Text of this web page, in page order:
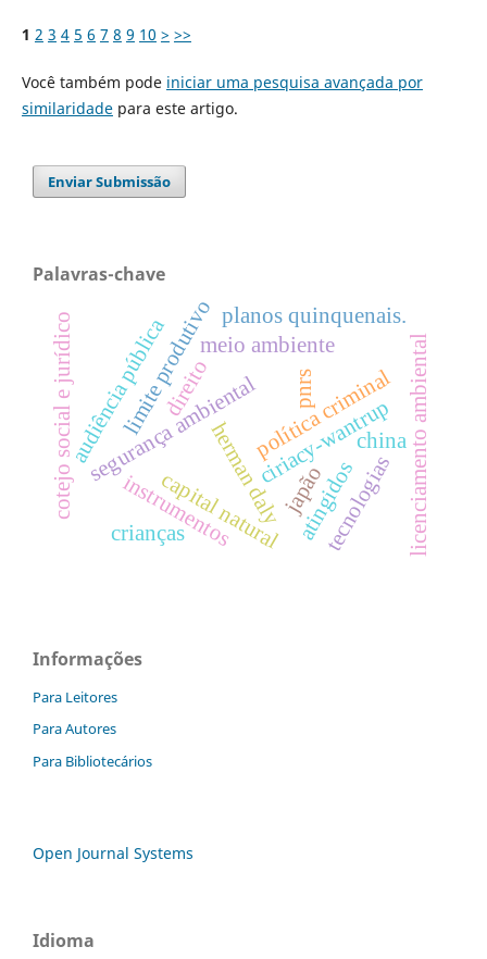
1 2 3 4 5 6 7 8 9 10 > >>
Você também pode iniciar uma pesquisa avançada por
similaridadepara este artigo.
Enviar Submissão
Palavras-chave
ciriacy-wantrup
herman daly
segurança ambiental
limite produtivo
capital natural
meio ambiente
política criminal
japão
cotejo social e jurídico licenciamento ambiental
audiência pública
atingidos
direito pnrs
instrumentos
china
planos quinquenais.
tecnologias
crianças
Informações
Para Leitores
Para Autores
Para Bibliotecários
Open Journal Systems
Idioma